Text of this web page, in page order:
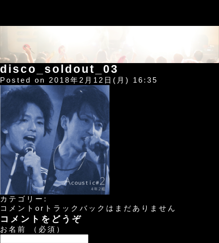
disco_soldout_03
Posted on 2018年2月12日(月) 16:35
カテゴリー:
コメントorトラックバックはまだありません
コメントをどうぞ
お名前 （必須）